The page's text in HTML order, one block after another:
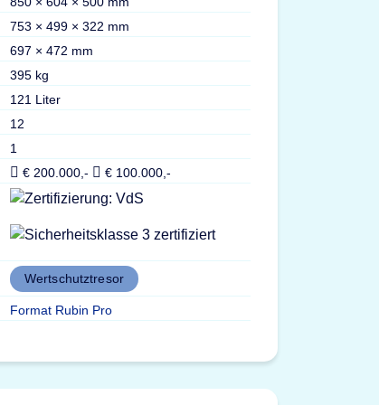
753 × 499 × 322 mm
697 × 472 mm
395 kg
121 Liter
12
1
€ 200.000,-
€ 100.000,-
Wertschutztresor
Format Rubin Pro